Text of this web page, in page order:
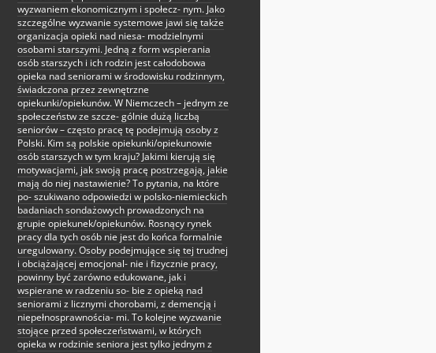
wyzwaniem ekonomicznym i społecz- nym. Jako
szczególne wyzwanie systemowe jawi się także
organizacja opieki nad niesa- modzielnymi
osobami starszymi. Jedną z form wspierania
osób starszych i ich rodzin jest całodobowa
opieka nad seniorami w środowisku rodzinnym,
świadczona przez zewnętrzne
opiekunki/opiekunów. W Niemczech – jednym ze
społeczeństw ze szcze- gólnie dużą liczbą
seniorów – często pracę tę podejmują osoby z
Polski. Kim są polskie opiekunki/opiekunowie
osób starszych w tym kraju? Jakimi kierują się
motywacjami, jak swoją pracę postrzegają, jakie
mają do niej nastawienie? To pytania, na które
po- szukiwano odpowiedzi w polsko-niemieckich
badaniach sondażowych prowadzonych na
grupie opiekunek/opiekunów. Rosnący rynek
pracy dla tych osób nie jest do końca formalnie
uregulowany. Osoby podejmujące się tej trudnej
i obciążającej emocjonal- nie i fizycznie pracy,
powinny być zarówno edukowane, jak i
wspierane w radzeniu so- bie z opieką nad
seniorami z licznymi chorobami, z demencją i
niepełnosprawnościa- mi. To kolejne wyzwanie
stojące przed społeczeństwami, w których
opieka w rodzinie seniora jest tylko jednym z